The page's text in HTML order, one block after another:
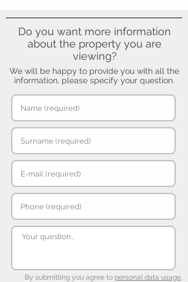
Do you want more information
about the property you are
viewing?
We will be happy to provide you with all the
information, please specify your question.
By submitting you agree to personal data usage.